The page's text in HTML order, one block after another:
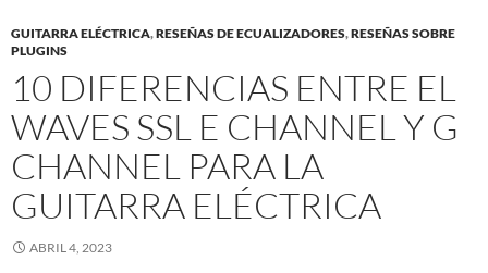
GUITARRA ELÉCTRICA,RESEÑAS DE ECUALIZADORES,RESEÑAS SOBRE
PLUGINS
10 DIFERENCIAS ENTRE EL
WAVES SSL E CHANNEL Y G
CHANNEL PARA LA
GUITARRA ELÉCTRICA
ABRIL 4, 2023